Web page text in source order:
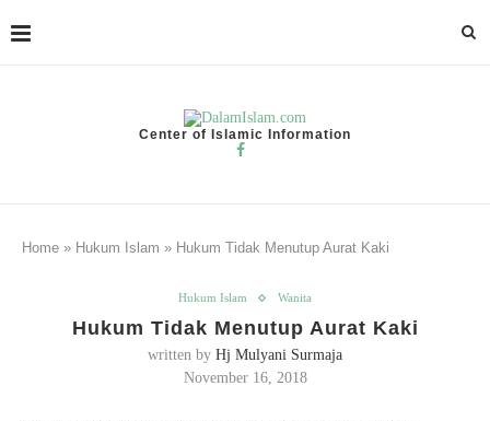
Center of Islamic Information
Home » Hukum Islam » Hukum Tidak Menutup Aurat Kaki
Hukum Islam Wanita
Hukum Tidak Menutup Aurat Kaki
written by Hj Mulyani Surmaja
November 16, 2018